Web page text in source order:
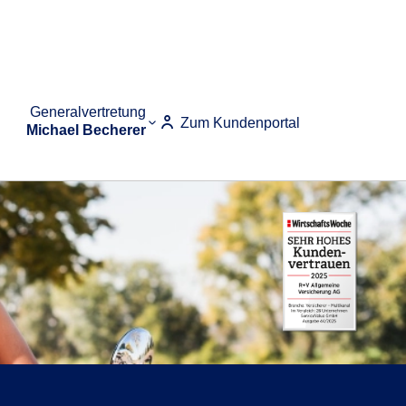
Generalvertretung
Michael Becherer
Zum Kundenportal